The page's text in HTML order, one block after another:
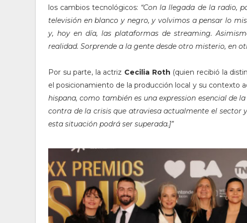
los cambios tecnológicos: “Con la llegada de la radio,
televisión en blanco y negro, y volvimos a pensar lo
y, hoy en día, las plataformas de streaming.
realidad. Sorprende a la gente desde otro misterio, en
Por su parte, la actriz Cecilia Roth (quien recibió la
el posicionamiento de la producción local y su contexto
hispana, como también es una expression esencial de
contra de la crisis que atraviesa actualmente el
esta situación podrá ser superada.]”